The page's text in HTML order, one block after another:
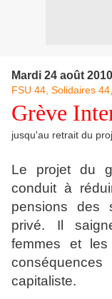
Mardi 24 août 2010
FSU 44, Solidaires
Grève
jusqu'au retrait du
Le projet du
conduit à
pensions des
privé. Il
femmes et
capitaliste.